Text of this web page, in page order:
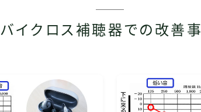
バイクロス補聴器での改善